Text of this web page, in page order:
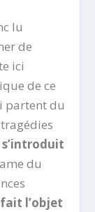
lu
de
ici
de ce
partent du
s’introduit
du
l’objet